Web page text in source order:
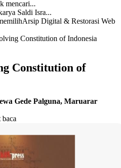
mencari...
Saldi Isra...
Arsip Digital & Restorasi Web
Constitution of Indonesia
Constitution of
Gede Palguna, Maruarar
baca